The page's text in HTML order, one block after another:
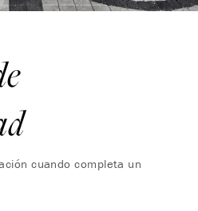
cuando completa un